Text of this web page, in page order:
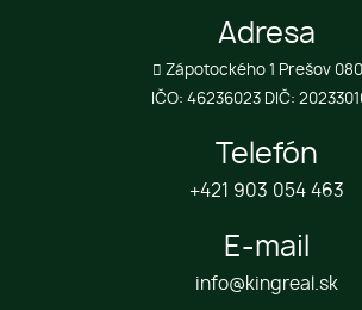
Adresa
Zápotockého 1 Prešov 080
IČO: 46236023 DIČ:
Telefón
+421 903 054 463
E-mail
info@kingreal.sk